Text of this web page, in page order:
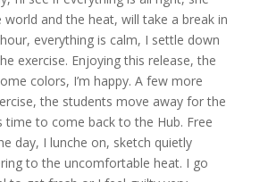
and the heat, will take a break in
everything is calm, I settle down
exercise. Enjoying this release, the
colors, I’m happy. A few more
the students move away for the
time to come back to the Hub. Free
day, I lunche on, sketch quietly
to the uncomfortable heat. I go